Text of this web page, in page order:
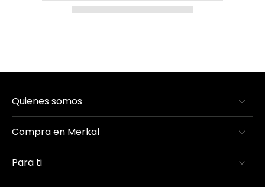
Quienes somos
Compra en Merkal
Para ti